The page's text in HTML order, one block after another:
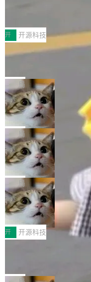
常维护操作，并完整支持
村国家自主创新示范区会
由中关村智联软件服务业
“智构可信·质创未来——AI
式”为主题，直面AI从实
的核心质量命题。会上，
工具选型手册》发布，
nt智能测试系统入选AI测
O而言，这提示了一个转
工具升级为企业的质量基
现实 过去两年，CIO们的
一是如何让大模型和智能
向生产，二是如何让测试
开 开源科技
让非法状态不可表示：
有一种东西，一旦用过就
eev 管它叫"软件设计的
鲜——代数数据类型（
（sum type）。但他说清
型系统的学术体操，是日
章从一个简单的例子切入
设置，如果用布尔值 +
ean 表示是否可切换，
色方案、深色方案——会
合。方案缺了、配置冲突
哪些组合有效，作者说，
者部落知识"。 换个写法
变体：Switchable...
局
Cloudflare 开源内部企
dflare OS
Cloudflare 发布了一个开
S。如果你只看官方博客
个"AI 知识库 + 聊天机器
做，没什么新鲜的。 但
r 上把事情说清楚了： 今
re OS，一个带连接器的
有科技公司做的一样。只
样。这是 Sandstorm.io 的
那个创业公司。不同的是
lare Workers 上——我花
——并且深度集成了 AI。
局
Deno 团队开源 Celld，
布式 Durable Objects
Ryan Dahl 领导的 Deno
目 Celld，一个能在自己
Workers 和 Durable
计思路很直接：每个对象
数据库，按名称寻址，复
存储库里。节点之间只通
没有控制平面，没有共识
个小型数据库，应用天然
库的竞争和爆炸半径问题
了。 闲置的 cell 会休眠到
局
鲁大师7月新机性能/流
性能、流畅双第一，三
新折叠缺席
2026年7月的手机市场，
增，手机厂商的日子也不
放缓，因此硝烟味淡了许
Fold8 / Z Flip8）外，其
例如iQOO Z11i、REDMI
开 开源科技
Zed 编辑器团队发布了新
个在 git commit 之间记录